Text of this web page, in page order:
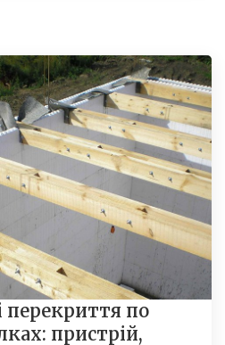
перекриття по
пристрій,